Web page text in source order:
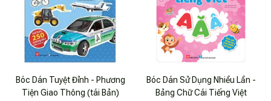
Bóc Dán Tuyệt Đỉnh - Phương
Tiện Giao Thông (tái Bản)
Bóc Dán Sử Dụng Nhiều Lần -
Bảng Chữ Cái Tiếng Việt